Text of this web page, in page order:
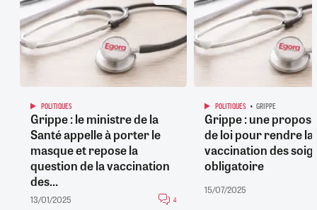
POLITIQUES
Grippe : le ministre de la
Santé appelle à porter le
masque et repose la
question de la vaccination
des...
13/01/2025 4
POLITIQUES GRIPPE
Grippe : une
de loi pour rendre la
vaccination des
obligatoire
15/07/2025